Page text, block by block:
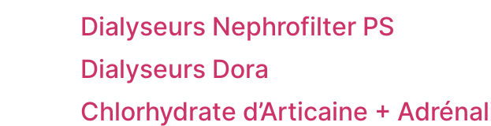
Dialyseurs Nephrofilter PS
Dialyseurs Dora
Chlorhydrate d’Articaine +